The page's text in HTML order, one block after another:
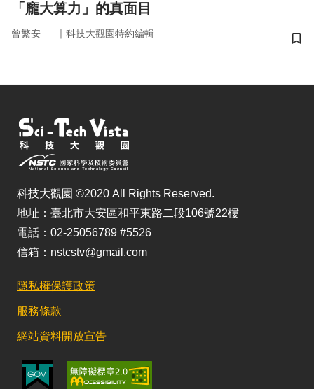
「龐大算力」的真面目
曾繁安 ｜ 科技大觀園特約編輯
儲
科技大觀園 ©2020 All Rights Reserved.
地址：臺北市大安區和平東路二段106號22樓
電話：02-25056789 #5526
信箱：nstcstv@gmail.com
隱私權保護政策
服務條款
網站資料開放宣告